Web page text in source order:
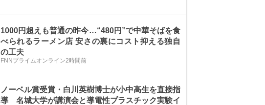
1000円超えも普通の昨今…“480円”で中華そばを食
べられるラーメン店 安さの裏にコスト抑える独自
の工夫
FNNプライムオンライン2時間前
ノーベル賞受賞・白川英樹博士が小中高生を直接指
導 名城大学が講演会と導電性プラスチック実験イ